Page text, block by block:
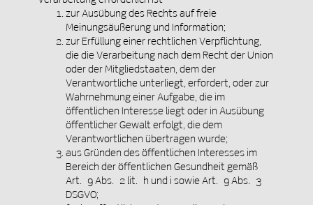
zur Ausübung des Rechts auf freie
Meinungsäußerung und Information;
zur Erfüllung einer rechtlichen Verpflichtung,
die die Verarbeitung nach dem Recht der Union
oder der Mitgliedstaaten, dem der
Verantwortliche unterliegt, erfordert, oder zur
Wahrnehmung einer Aufgabe, die im
öffentlichen Interesse liegt oder in Ausübung
öffentlicher Gewalt erfolgt, die dem
Verantwortlichen übertragen wurde;
aus Gründen des öffentlichen Interesses im
Bereich der öffentlichen Gesundheit gemäß
Art. 9 Abs. 2 lit. h und i sowie Art. 9 Abs. 3
DSGVO;